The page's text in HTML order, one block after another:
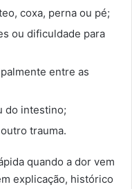
coxa, perna ou pé;
ou dificuldade para
entre as
do intestino;
trauma.
quando a dor vem
explicação, histórico